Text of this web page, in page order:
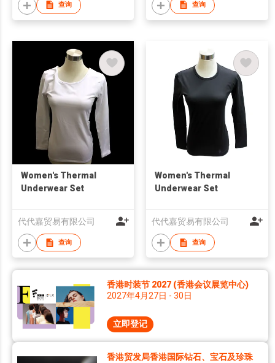
查询 查询
Women's Thermal
Underwear Set
代代嘉贸易有限公司
查询
Women's Thermal
Underwear Set
代代嘉贸易有限公司
查询
香港时装节 2027 (香港会议展览中心)
2027年4月27日 - 30日
立即登记
香港贸发局香港国际钻石、宝石及珍珠